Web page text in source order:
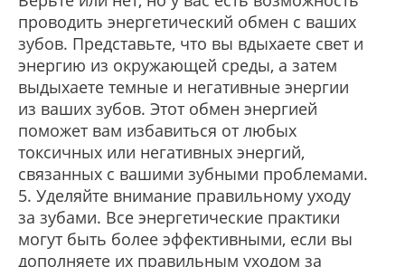
проводить энергетический обмен с ваших
зубов. Представьте, что вы вдыхаете свет и
энергию из окружающей среды, а затем
выдыхаете темные и негативные энергии
из ваших зубов. Этот обмен энергией
поможет вам избавиться от любых
токсичных или негативных энергий,
связанных с вашими зубными проблемами.
5. Уделяйте внимание правильному уходу
за зубами. Все энергетические практики
могут быть более эффективными, если вы
дополняете их правильным уходом за